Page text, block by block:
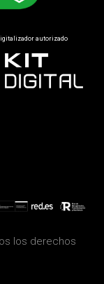
autorizado
los derechos